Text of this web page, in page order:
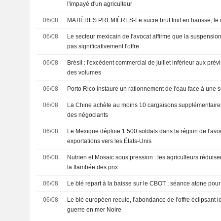
l'impayé d'un agriculteur
06/08 MATIÈRES PREMIÈRES-Le sucre brut finit en hausse,
06/08
Le secteur mexicain de l'avocat affirme que la
pas significativement l'offre
06/08
Brésil : l'excédent commercial de juillet inférieur aux
des volumes
06/08 Porto Rico instaure un rationnement de l'eau face à une
06/08
La Chine achète au moins 10 cargaisons
des négociants
06/08
Le Mexique déploie 1 500 soldats dans la région de
exportations vers les États-Unis
06/08
Nutrien et Mosaic sous pression : les agriculteurs
la flambée des prix
06/08 Le blé repart à la baisse sur le CBOT ; séance atone
06/08
Le blé européen recule, l'abondance de l'offre éclipsant
guerre en mer Noire